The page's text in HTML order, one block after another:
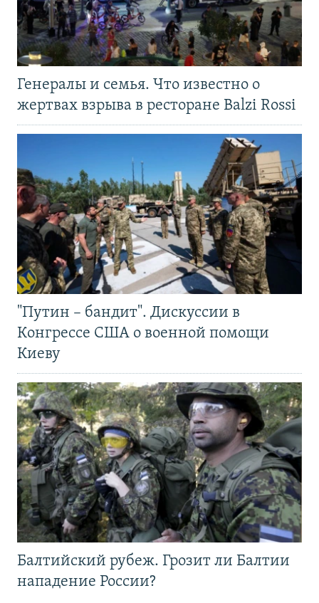
Генералы и семья. Что известно о
жертвах взрыва в ресторане Balzi Rossi
"Путин – бандит". Дискуссии в
Конгрессе США о военной помощи
Киеву
Балтийский рубеж. Грозит ли Балтии
нападение России?